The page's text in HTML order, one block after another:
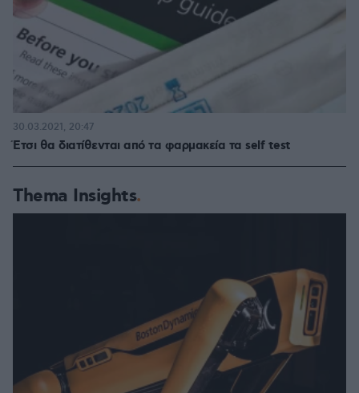
Έτσι θα διατίθενται από τα φαρμακεία τα self test
30.03.2021, 20:47
Thema Insights